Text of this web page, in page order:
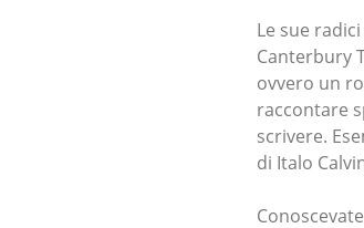
Le sue
Canterbury
ovvero un
raccontare
scrivere.
di Italo